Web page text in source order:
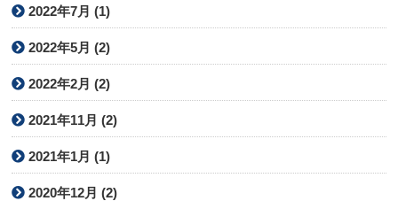
2022年7月 (1)
2022年5月 (2)
2022年2月 (2)
2021年11月 (2)
2021年1月 (1)
2020年12月 (2)